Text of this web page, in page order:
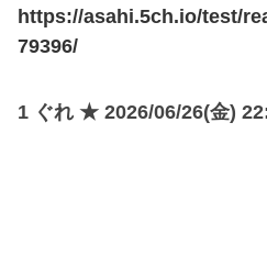
https://asahi.5ch.io/test/
79396/
1 ぐれ ★ 2026/06/26(金)